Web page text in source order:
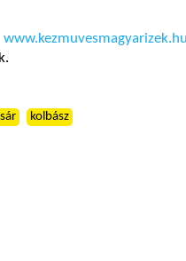
www.kezmuvesmagyarizek.hu
kolbász